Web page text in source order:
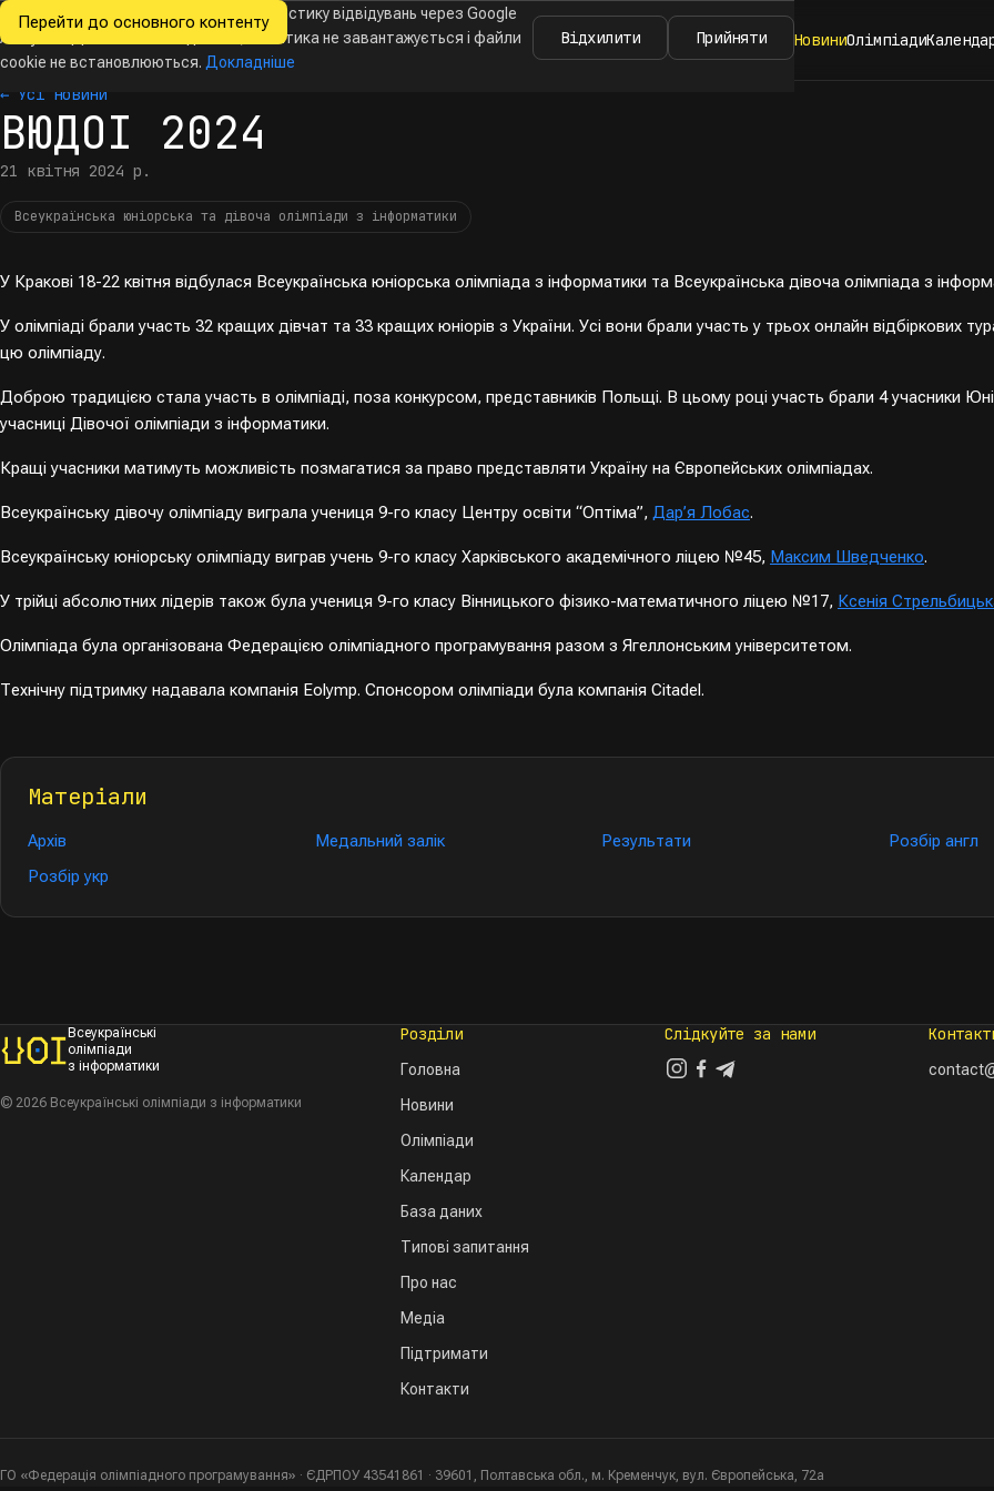
Перейти до основного контенту
Всеукраїнські
з інформатики
НовиниОлімпіади
← Усі новини
ВЮДОІ 2024
21 квітня 2024 р.
Всеукраїнська юніорська та дівоча олімпіади з інформатики
У Кракові 18-22 квітня відбулася Всеукраїнська юніорська олімпіада з інформатики та Всеукраїнська дівоча олімпіада з
У олімпіаді брали участь 32 кращих дівчат та 33 кращих юніорів з України. Усі вони брали участь у трьох онлайн відбіркових
цю олімпіаду.
Доброю традицією стала участь в олімпіаді, поза конкурсом, представників Польщі. В цьому році участь брали 4 учасники
учасниці Дівочої олімпіади з інформатики.
Кращі учасники матимуть можливість позмагатися за право представляти Україну на Європейських олімпіадах.
Всеукраїнську дівочу олімпіаду виграла учениця 9-го класу Центру освіти “Оптіма”, Дар’я Лобас.
Всеукраїнську юніорську олімпіаду виграв учень 9-го класу Харківського академічного ліцею №45, Максим Шведченко.
У трійці абсолютних лідерів також була учениця 9-го класу Вінницького фізико-математичного ліцею №17, Ксенія
Олімпіада була організована Федерацією олімпіадного програмування разом з Ягеллонським університетом.
Технічну підтримку надавала компанія Eolymp. Спонсором олімпіади була компанія Citadel.
Матеріали
Архів Медальний залік Результати
Розбір англ
Розбір укр
Всеукраїнські
олімпіади
з інформатики
© 2026 Всеукраїнські олімпіади з інформатики
Розділи
Головна
Новини
Олімпіади
Календар
База даних
Типові запитання
Про нас
Медіа
Підтримати
Контакти
Слідкуйте за нами
ГО «Федерація олімпіадного програмування» · ЄДРПОУ 43541861 · 39601, Полтавська обл., м. Кременчук, вул. Європейська, 72а
Ми хочемо збирати знеособлену статистику відвідувань через Google
Analytics. Доки ви не погодитесь, аналітика не завантажується і файли
cookie не встановлюються. Докладніше
Відхилити Прийняти